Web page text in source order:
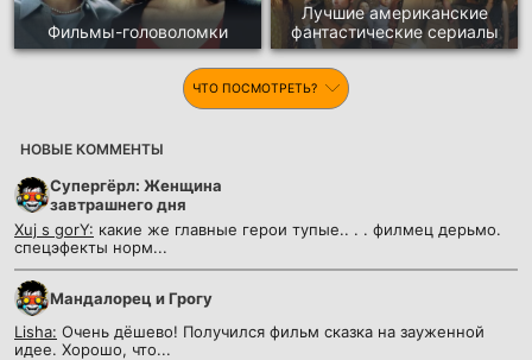
Фильмы-головоломки
Лучшие американские
фантастические сериалы
ЧТО ПОСМОТРЕТЬ?
НОВЫЕ КОММЕНТЫ
Супергёрл: Женщина
завтрашнего дня
Xuj s gorY: какие же главные герои тупые.. . . филмец дерьмо.
спецэфекты норм...
Мандалорец и Грогу
Lisha: Очень дёшево! Получился фильм сказка на зауженной
идее. Хорошо, что...